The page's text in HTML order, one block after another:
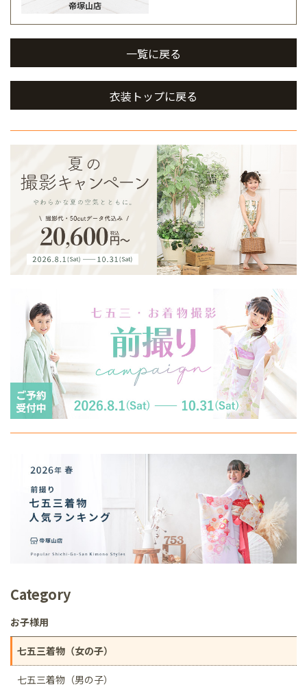
帝塚山店
一覧に戻る
衣装トップに戻る
Category
お子様用
七五三着物（女の子）
七五三着物（男の子）